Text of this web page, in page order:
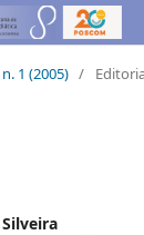
1 (2005) /